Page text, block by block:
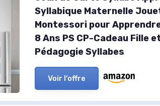
Syllabique Maternelle
Montessori pour
8 Ans PS CP-Cadeau Fille
Pédagogie Syllabes
Voir l'offre